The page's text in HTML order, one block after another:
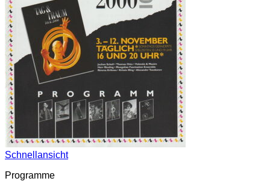
Schnellansicht
Programme